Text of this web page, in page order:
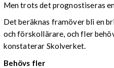
Men trots det prognostiseras
Det beräknas framöver bli en
och förskollärare, och fler
konstaterar Skolverket.
Behövs fler